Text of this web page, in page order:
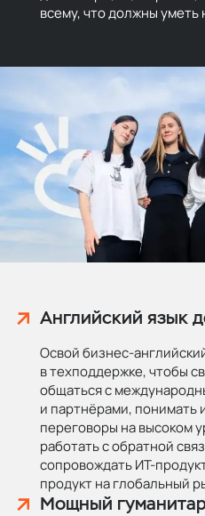
всему, что должны
Английский язык
Освой бизнес-
в техподдержке, чтобы
общаться с
и партнёрами, понимать
переговоры на высоком
работать с обратной
сопровождать ИТ-
продукт на глобальный
Мощный